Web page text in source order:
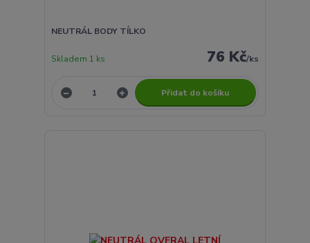
NEUTRÁL BODY TÍLKO
76 Kč/ks
Skladem 1 ks
Přidat do košíku